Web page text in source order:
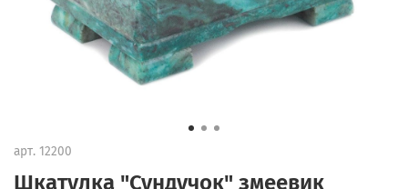
арт. 12200
Шкатулка "Сундучок" змеевик